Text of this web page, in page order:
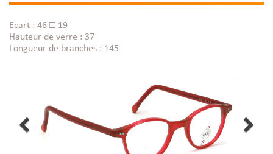
Ecart : 46 □ 19
Hauteur de verre : 37
Longueur de branches : 145